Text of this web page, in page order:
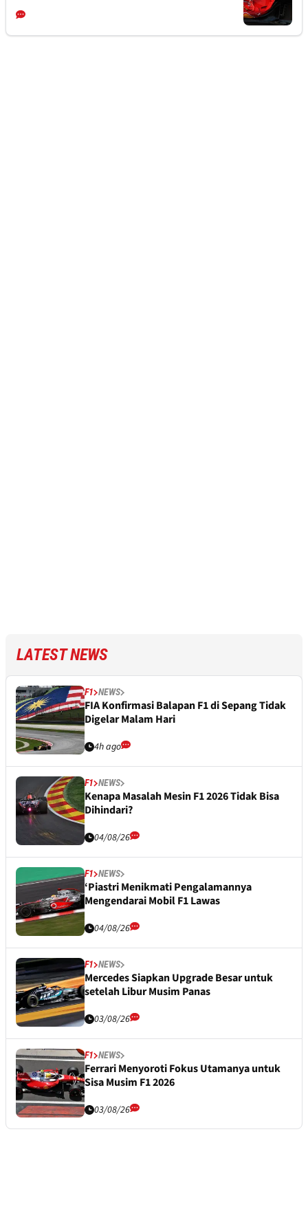
LATEST NEWS
F1 NEWS
FIA Konfirmasi Balapan F1 di Sepang Tidak
Digelar Malam Hari
4h ago
F1 NEWS
Kenapa Masalah Mesin F1 2026 Tidak Bisa
Dihindari?
04/08/26
F1 NEWS
‘Piastri Menikmati Pengalamannya
Mengendarai Mobil F1 Lawas
04/08/26
F1 NEWS
Mercedes Siapkan Upgrade Besar untuk
setelah Libur Musim Panas
03/08/26
F1 NEWS
Ferrari Menyoroti Fokus Utamanya untuk
Sisa Musim F1 2026
03/08/26